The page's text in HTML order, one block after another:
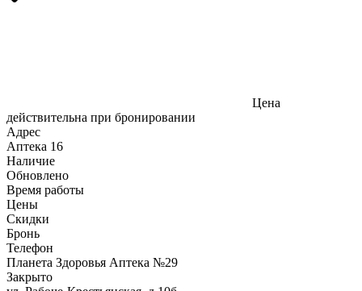
Цена
действительна при бронировании
Адрес
Аптека 16
Наличие
Обновлено
Время работы
Цены
Скидки
Бронь
Телефон
Планета Здоровья Аптека №29
Закрыто